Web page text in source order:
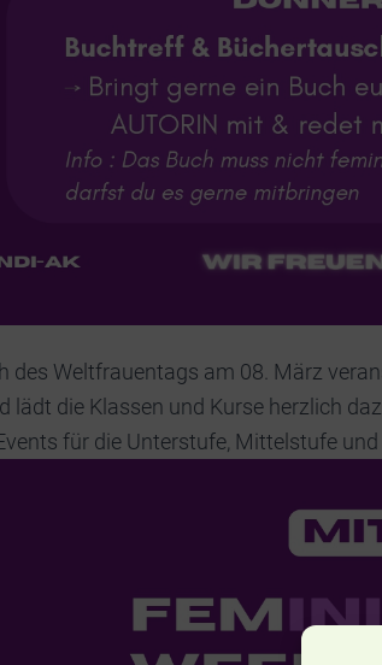
des Weltfrauentags am 08. März
lädt die Klassen und Kurse herzlich
für die Unterstufe, Mittelstufe